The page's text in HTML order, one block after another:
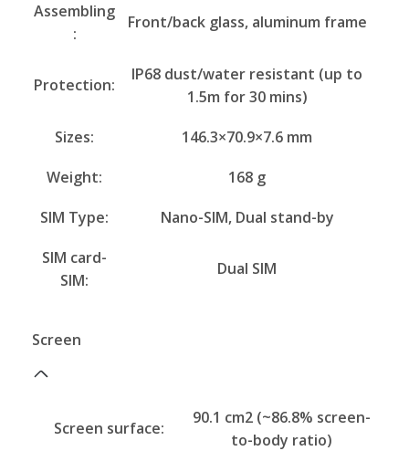
Assembling
:
Front/back glass, aluminum frame
Protection:
IP68 dust/water resistant (up to
1.5m for 30 mins)
Sizes:
146.3×70.9×7.6 mm
Weight:
168 g
SIM Type:
Nano-SIM, Dual stand-by
SIM card-
SIM:
Dual SIM
Screen
Screen surface:
90.1 cm2 (~86.8% screen-
to-body ratio)